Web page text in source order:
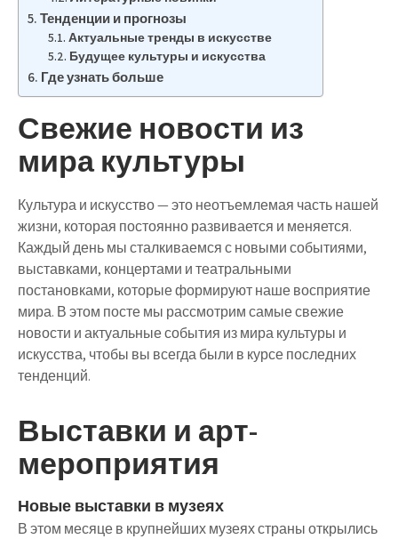
Тенденции и прогнозы
Актуальные тренды в искусстве
Будущее культуры и искусства
Где узнать больше
Свежие новости из
мира культуры
Культура и искусство — это неотъемлемая часть нашей
жизни, которая постоянно развивается и меняется.
Каждый день мы сталкиваемся с новыми событиями,
выставками, концертами и театральными
постановками, которые формируют наше восприятие
мира. В этом посте мы рассмотрим самые свежие
новости и актуальные события из мира культуры и
искусства, чтобы вы всегда были в курсе последних
тенденций.
Выставки и арт-
мероприятия
Новые выставки в музеях
В этом месяце в крупнейших музеях страны открылись